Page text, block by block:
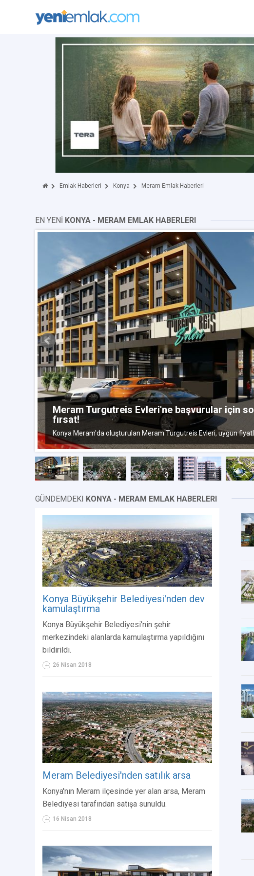
Emlak Haberleri Konya Meram Emlak Haberleri
EN YENİ KONYA - MERAM EMLAK HABERLERI
Meram Turgutreis Evleri'ne başvurular için
fırsat!
Konya Meram'da oluşturulan Meram Turgutreis Evleri, uygun
1 2 3 4
GÜNDEMDEKI KONYA - MERAM EMLAK HABERLERI
Konya Büyükşehir Belediyesi'nden dev
kamulaştırma
Konya Büyükşehir Belediyesi'nin şehir
merkezindeki alanlarda kamulaştırma yapıldığını
bildirildi.
26 Nisan 2018
Meram Belediyesi'nden satılık arsa
Konya'nın Meram ilçesinde yer alan arsa, Meram
Belediyesi tarafından satışa sunuldu.
16 Nisan 2018